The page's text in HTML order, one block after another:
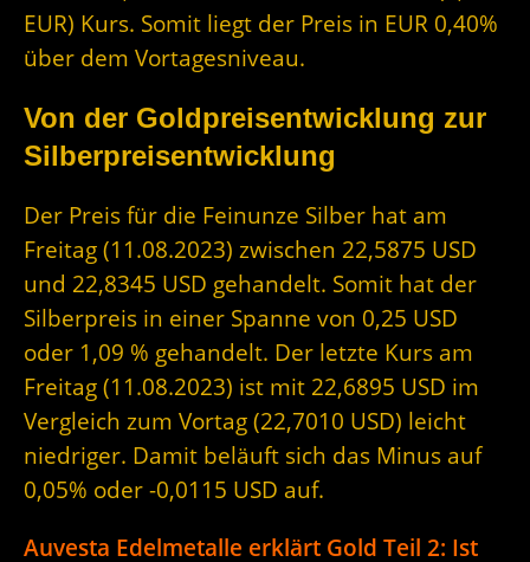
EUR) Kurs. Somit liegt der Preis in EUR 0,40%
über dem Vortagesniveau.
Von der Goldpreisentwicklung zur
Silberpreisentwicklung
Der Preis für die Feinunze Silber hat am
Freitag (11.08.2023) zwischen 22,5875 USD
und 22,8345 USD gehandelt. Somit hat der
Silberpreis in einer Spanne von 0,25 USD
oder 1,09 % gehandelt. Der letzte Kurs am
Freitag (11.08.2023) ist mit 22,6895 USD im
Vergleich zum Vortag (22,7010 USD) leicht
niedriger. Damit beläuft sich das Minus auf
0,05% oder -0,0115 USD auf.
Auvesta Edelmetalle erklärt Gold Teil 2: Ist